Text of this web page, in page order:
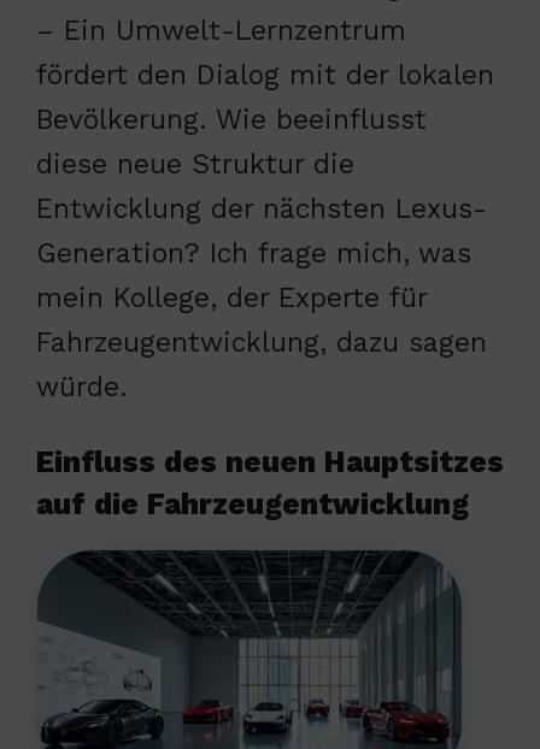
– Ein Umwelt-Lernzentrum
fördert den Dialog mit der lokalen
Bevölkerung. Wie beeinflusst
diese neue Struktur die
Entwicklung der nächsten Lexus-
Generation? Ich frage mich, was
mein Kollege, der Experte für
Fahrzeugentwicklung, dazu sagen
würde.
Einfluss des neuen Hauptsitzes
auf die Fahrzeugentwicklung